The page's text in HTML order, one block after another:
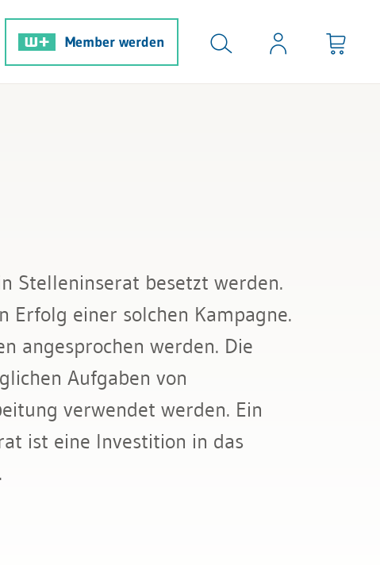
Member werden
Stelleninserat besetzt werden.
Erfolg einer solchen Kampagne.
angesprochen werden. Die
Aufgaben von
verwendet werden. Ein
ist eine Investition in das